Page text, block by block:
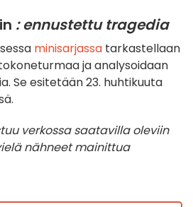
: ennustettu tragedia
minisarjassa tarkastellaan
ja analysoidaan
Se esitetään 23. huhtikuuta
verkossa saatavilla oleviin
nähneet mainittua